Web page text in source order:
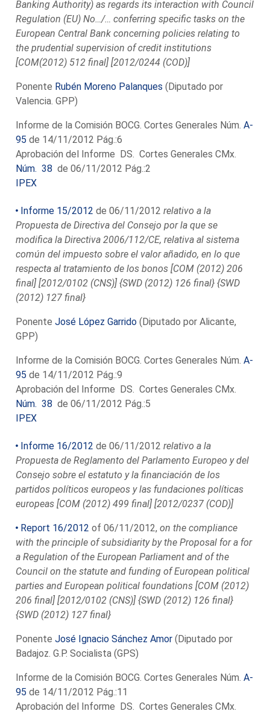
Banking Authority) as regards its interaction with Council
Regulation (EU) No…/… conferring specific tasks on the
European Central Bank concerning policies relating to
the prudential supervision of credit institutions
[COM(2012) 512 final] [2012/0244 (COD)]
Ponente Rubén Moreno Palanques (Diputado por
Valencia. GPP)
Informe de la Comisión BOCG. Cortes Generales Núm.A-
95 de 14/11/2012 Pág.:6
Aprobación del Informe DS. Cortes Generales CMx.
Núm. 38 de 06/11/2012 Pág.:2
IPEX
Informe 15/2012 de 06/11/2012 relativo a la
Propuesta de Directiva del Consejo por la que se
modifica la Directiva 2006/112/CE, relativa al sistema
común del impuesto sobre el valor añadido, en lo que
respecta al tratamiento de los bonos [COM (2012) 206
final] [2012/0102 (CNS)] {SWD (2012) 126 final} {SWD
(2012) 127 final}
PonenteJosé López Garrido (Diputado por Alicante,
GPP)
Informe de la Comisión BOCG. Cortes Generales Núm.A-
95 de 14/11/2012 Pág.:9
Aprobación del Informe DS. Cortes Generales CMx.
Núm. 38 de 06/11/2012 Pág.:5
IPEX
Informe 16/2012 de 06/11/2012 relativo a la
Propuesta de Reglamento del Parlamento Europeo y del
Consejo sobre el estatuto y la financiación de los
partidos políticos europeos y las fundaciones políticas
europeas [COM (2012) 499 final] [2012/0237 (COD)]
Report 16/2012 of 06/11/2012,on the compliance
with the principle of subsidiarity by the Proposal for a for
a Regulation of the European Parliament and of the
Council on the statute and funding of European political
parties and European political foundations [COM (2012)
206 final] [2012/0102 (CNS)] {SWD (2012) 126 final}
{SWD (2012) 127 final}
PonenteJosé Ignacio Sánchez Amor (Diputado por
Badajoz. G.P. Socialista (GPS)
Informe de la Comisión BOCG. Cortes Generales Núm.A-
95 de 14/11/2012 Pág.:11
Aprobación del Informe DS. Cortes Generales CMx.